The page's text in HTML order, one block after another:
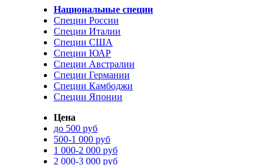
Национальные специи
Специи России
Специи Италии
Специи США
Специи ЮАР
Специи Австралии
Специи Германии
Специи Камбоджи
Специи Японии
Цена
до 500 руб
500-1 000 руб
1 000-2 000 руб
2 000-3 000 руб